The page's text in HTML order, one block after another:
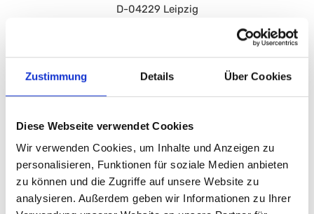
Zustimmung Details Über Cookies
Diese Webseite verwendet Cookies
Wir verwenden Cookies, um Inhalte und Anzeigen zu
personalisieren, Funktionen für soziale Medien anbieten
zu können und die Zugriffe auf unsere Website zu
analysieren. Außerdem geben wir Informationen zu Ihrer
D-04229 Leipzig
Handelsregister Leipzig HRB 24350
Steuernr.: 232/116/03739
Ust ID: DE260395522
Verantwortlich für den Inhalt nach § 55 Abs. 2 RStV: Mario
Die Inhalte dieser Website werden mit größtmöglicher
Sorgfalt recherchiert und implementiert. Eine Haftung für
die Richtigkeit, Vollständigkeit und Aktualität dieser
Webseiten kann trotz sorgfältiger Prüfung nicht